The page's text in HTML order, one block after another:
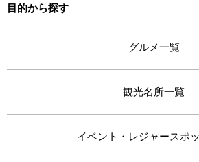
目的から探す
グルメ一覧
観光名所一覧
イベント・レジャースポ